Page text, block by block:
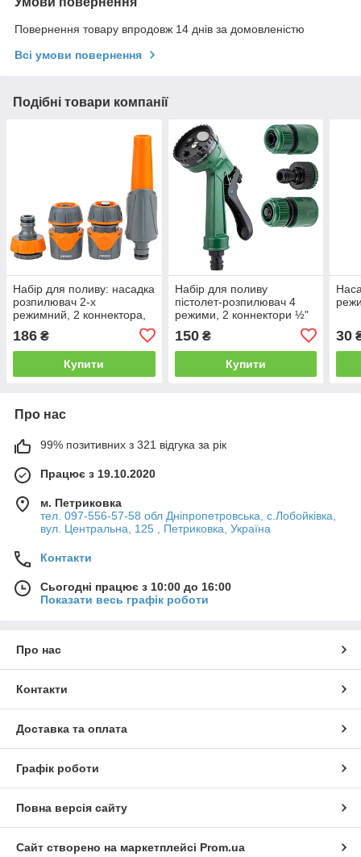
Повернення товару впродовж 14 днів за домовленістю
Всі умови повернення
Подібні товари компанії
Набір для поливу: насадка
розпилювач 2-х
режимний, 2 коннектора,
FLORA (5011624)
186 ₴
Купити
Набір для поливу
пістолет-розпилювач 4
режими, 2 коннектори ½"
GRAD (5012565)
150₴
Купити
30
Про нас
99% позитивних з 321 відгука за рік
Працює з 19.10.2020
м. Петриковка
тел. 097-556-57-58 обл Дніпропетровська, с.Лобойківка,
вул. Центральна, 125 , Петриковка, Україна
Контакти
Сьогодні працює з 10:00 до 16:00
Показати весь графік роботи
Про нас
Контакти
Доставка та оплата
Графік роботи
Повна версія сайту
Сайт створено на маркетплейсі Prom.ua